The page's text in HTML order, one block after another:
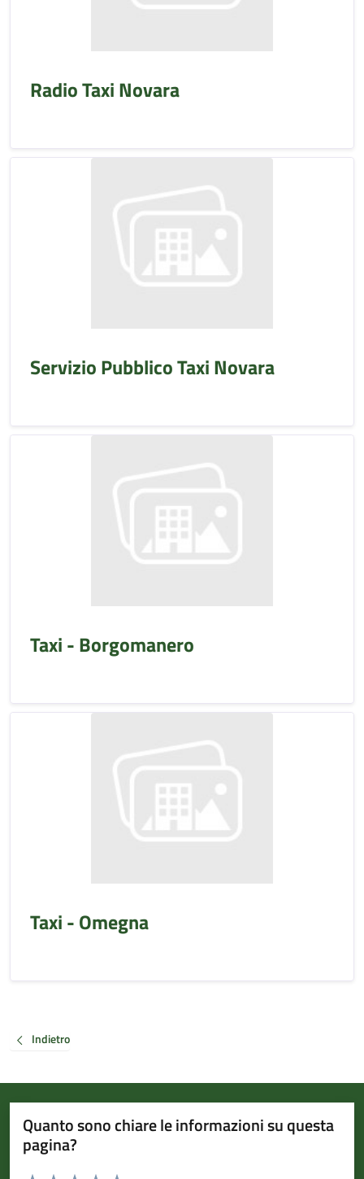
Radio Taxi Novara
Servizio Pubblico Taxi Novara
Taxi - Borgomanero
Taxi - Omegna
Indietro
Quanto sono chiare le informazioni su questa
pagina?